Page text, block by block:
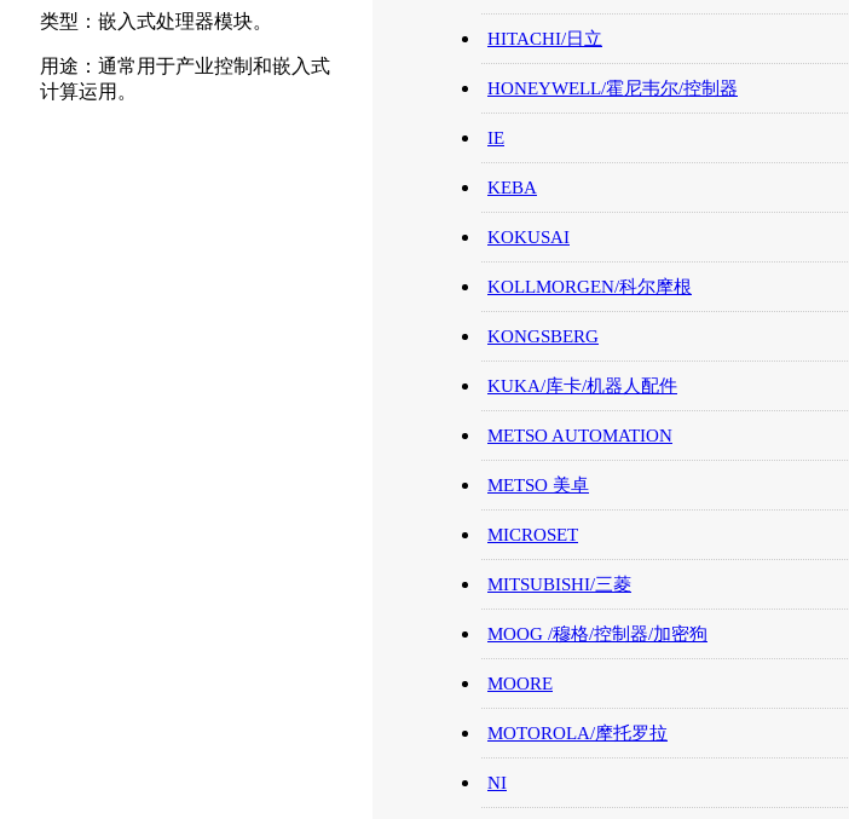
类型：嵌入式处理器模块。
用途：通常用于产业控制和嵌入式
计算运用。
HITACHI/日立
HONEYWELL/霍尼韦尔/控制器
IE
KEBA
KOKUSAI
KOLLMORGEN/科尔摩根
KONGSBERG
KUKA/库卡/机器人配件
METSO AUTOMATION
METSO 美卓
MICROSET
MITSUBISHI/三菱
MOOG /穆格/控制器/加密狗
MOORE
MOTOROLA/摩托罗拉
NI